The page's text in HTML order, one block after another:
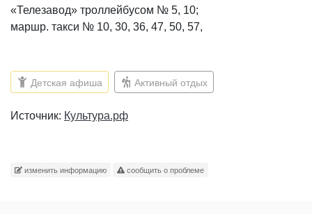
«Телезавод» троллейбусом № 5, 10;
маршр. такси № 10, 30, 36, 47, 50, 57,
Детская афиша Активный отдых
Источник: Культура.рф
изменить информацию сообщить о проблеме